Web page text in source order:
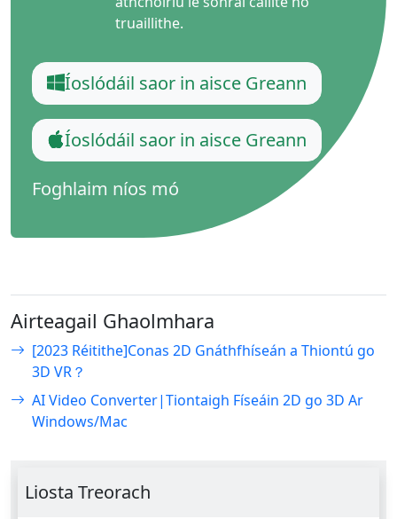
Liosta Treorach
truaillithe.
Íoslódáil saor in aisce Greann
Íoslódáil saor in aisce Greann
Foghlaim níos mó
Airteagail Ghaolmhara
[2023 Réitithe]Conas 2D Gnáthfhíseán a Thiontú go
3D VR？
AI Video Converter|Tiontaigh Físeáin 2D go 3D Ar
Windows/Mac